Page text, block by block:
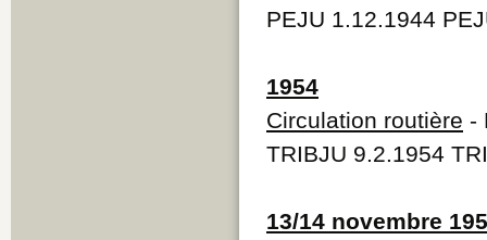
PEJU 1.12.1944
1954
Circulation routière -
TRIBJU 9.2.1954
13/14 novembre